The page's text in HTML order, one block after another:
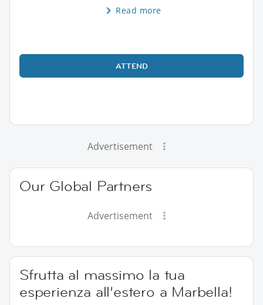
Read more
ATTEND
Advertisement
Our Global Partners
Advertisement
Sfrutta al massimo la tua
esperienza all’estero a Marbella!